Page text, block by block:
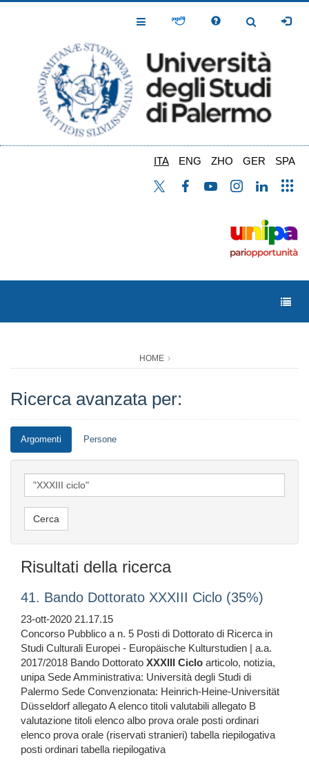
Toggle
Toggle
ITA ENG ZHO GER SPA
HOME
Ricerca avanzata per:
Argomenti Persone
Risultati della ricerca
41. Bando Dottorato XXXIII Ciclo (35%)
23-ott-2020 21.17.15
Concorso Pubblico a n. 5 Posti di Dottorato di Ricerca in
Studi Culturali Europei - Europäische Kulturstudien | a.a.
2017/2018 Bando Dottorato XXXIII Ciclo articolo, notizia,
unipa Sede Amministrativa: Università degli Studi di
Palermo Sede Convenzionata: Heinrich-Heine-Universität
Düsseldorf allegato A elenco titoli valutabili allegato B
valutazione titoli elenco albo prova orale posti ordinari
elenco prova orale (riservati stranieri) tabella riepilogativa
posti ordinari tabella riepilogativa